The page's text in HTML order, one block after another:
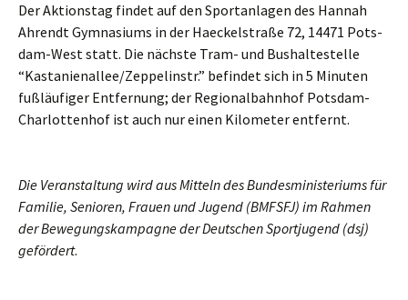
Der Akti­ons­tag fin­det auf den Sport­an­la­gen des Han­nah
Ahrendt Gym­na­si­ums in der Hae­ckel­stra­ße 72, 14471 Pots­
dam-West statt. Die nächs­te Tram- und Bus­hal­te­stel­le
“Kastanienallee/Zeppelinstr.” befin­det sich in 5 Minu­ten
fuß­läu­fi­ger Ent­fer­nung; der Regio­nal­bahn­hof Pots­dam-
Char­lot­ten­hof ist auch nur einen Kilo­me­ter entfernt.
Die Ver­an­stal­tung wird aus Mit­teln des Bun­des­mi­nis­te­ri­ums für
Fami­lie, Senio­ren, Frau­en und Jugend (BMFSFJ) im Rah­men
der Bewe­gungs­kam­pa­gne der Deut­schen Sport­ju­gend (dsj)
geför­dert.